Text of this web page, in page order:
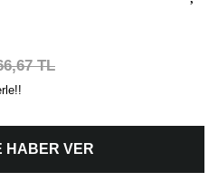
TL
HABER VER